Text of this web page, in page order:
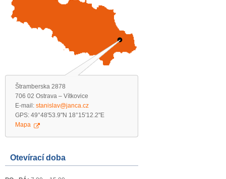
Štramberska 2878
706 02 Ostrava – Vítkovice
E-mail: stanislav@janca.cz
GPS: 49°48'53.9"N 18°15'12.2"E
Mapa
Otevírací doba